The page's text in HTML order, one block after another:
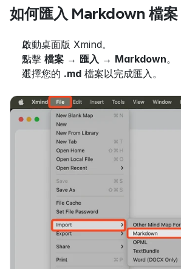
如何匯入 Markdown 檔案
啟動桌面版 Xmind。
點擊 檔案 → 匯入 → Markdown。
選擇您的 .md 檔案以完成匯入。